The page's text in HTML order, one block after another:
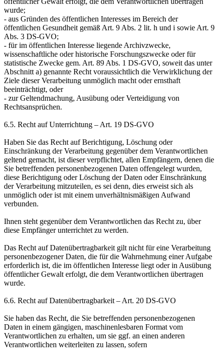
wurde;
- aus Gründen des öffentlichen Interesses im Bereich der
öffentlichen Gesundheit gemäß Art. 9 Abs. 2 lit. h und i sowie Art. 9
Abs. 3 DS-GVO;
- für im öffentlichen Interesse liegende Archivzwecke,
wissenschaftliche oder historische Forschungszwecke oder für
statistische Zwecke gem. Art. 89 Abs. 1 DS-GVO, soweit das unter
Abschnitt a) genannte Recht voraussichtlich die Verwirklichung der
Ziele dieser Verarbeitung unmöglich macht oder ernsthaft
beeinträchtigt, oder
- zur Geltendmachung, Ausübung oder Verteidigung von
Rechtsansprüchen.
6.5. Recht auf Unterrichtung – Art. 19 DS-GVO
Haben Sie das Recht auf Berichtigung, Löschung oder
Einschränkung der Verarbeitung gegenüber dem Verantwortlichen
geltend gemacht, ist dieser verpflichtet, allen Empfängern, denen die
Sie betreffenden personenbezogenen Daten offengelegt wurden,
diese Berichtigung oder Löschung der Daten oder Einschränkung
der Verarbeitung mitzuteilen, es sei denn, dies erweist sich als
unmöglich oder ist mit einem unverhältnismäßigen Aufwand
verbunden.
Ihnen steht gegenüber dem Verantwortlichen das Recht zu, über
diese Empfänger unterrichtet zu werden.
Das Recht auf Datenübertragbarkeit gilt nicht für eine Verarbeitung
personenbezogener Daten, die für die Wahrnehmung einer Aufgabe
erforderlich ist, die im öffentlichen Interesse liegt oder in Ausübung
öffentlicher Gewalt erfolgt, die dem Verantwortlichen übertragen
wurde.
6.6. Recht auf Datenübertragbarkeit – Art. 20 DS-GVO
Sie haben das Recht, die Sie betreffenden personenbezogenen
Daten in einem gängigen, maschinenlesbaren Format vom
Verantwortlichen zu erhalten, um sie ggf. an einen anderen
Verantwortlichen weiterleiten zu lassen, sofern